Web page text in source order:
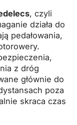
, czyli
działa do
pedałowania,
z dróg
głównie do
poza
skraca czas